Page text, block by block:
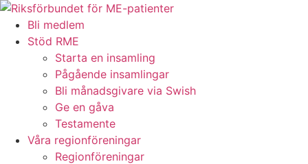
Hoppa
innehåll
Bli medlem
Stöd RME
Starta en insamling
Pågående insamlingar
Bli månadsgivare via Swish
Ge en gåva
Testamente
Våra regionföreningar
Regionföreningar